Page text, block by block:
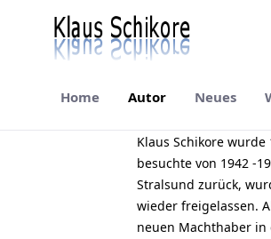
Home Autor Neues
Klaus Schikore
besuchte von 1942 -
Stralsund zurück,
wieder freigelassen.
neuen Machthaber in